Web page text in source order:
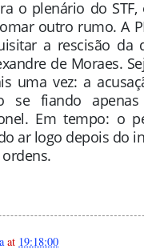
o plenário do
outro rumo. A
a rescisão da
de Moraes.
uma vez: a
se fiando
Em tempo: o
ar logo depois do
at 19:18:00